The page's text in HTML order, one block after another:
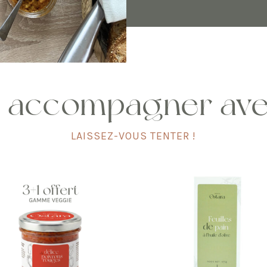
accompagner
LAISSEZ-VOUS TENTER !